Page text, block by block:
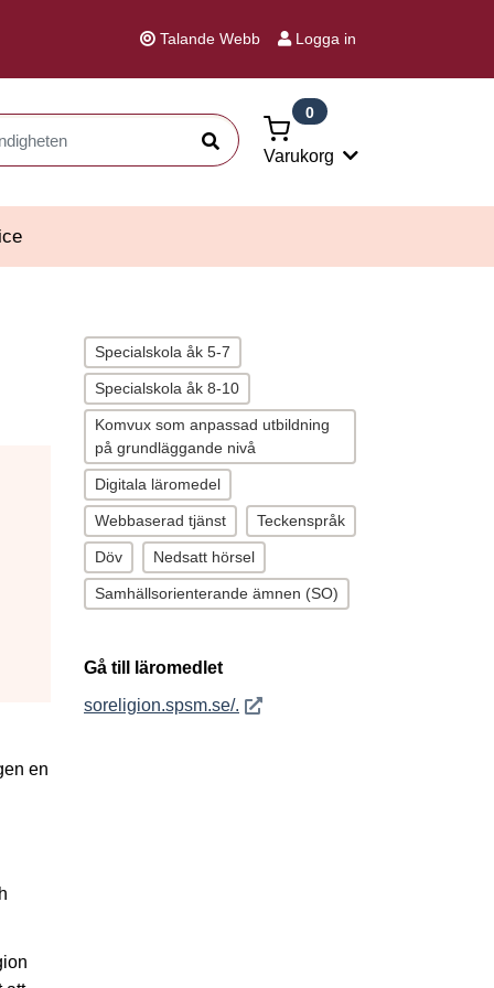
Talande Webb Logga in
Sök
Varukorg
0
en
Specialskola åk 5-7
Specialskola åk 8-10
Komvux som anpassad utbildning
på grundläggande nivå
Digitala läromedel
Webbaserad tjänst Teckenspråk
Döv Nedsatt hörsel
Samhällsorienterande ämnen (SO)
Gå till läromedlet
soreligion.spsm.se/. Öppnas i nytt fönster